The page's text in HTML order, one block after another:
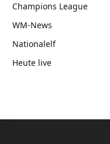
Champions League
WM-News
Nationalelf
Heute live